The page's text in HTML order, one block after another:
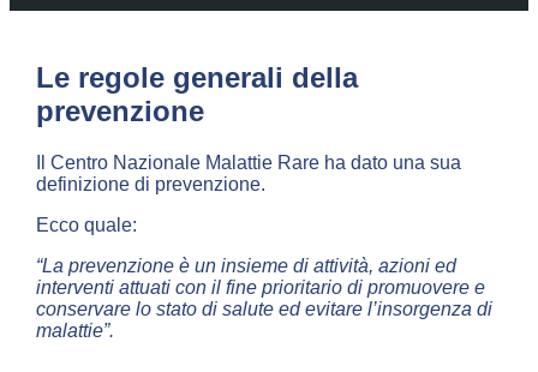
Le regole generali della
prevenzione
Il Centro Nazionale Malattie Rare ha dato una sua
definizione di prevenzione.
Ecco quale:
“La prevenzione è un insieme di attività, azioni ed
interventi attuati con il fine prioritario di promuovere e
conservare lo stato di salute ed evitare l’insorgenza di
malattie”.